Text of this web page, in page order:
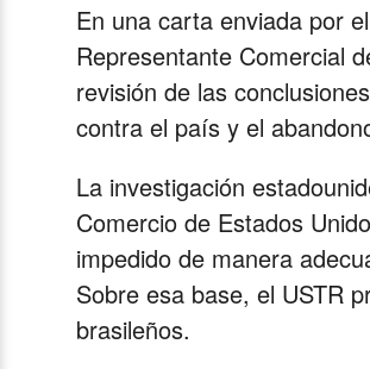
En una carta enviada por
Representante Comercial
revisión de las
contra el país y el
La investigación
Comercio de Estados
impedido de manera
Sobre esa base, el USTR
brasileños.